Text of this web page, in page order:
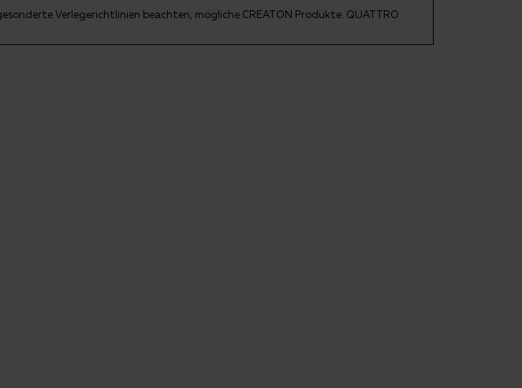
Verlegerichtlinien beachten, mögliche CREATON Produkte: QUATTRO